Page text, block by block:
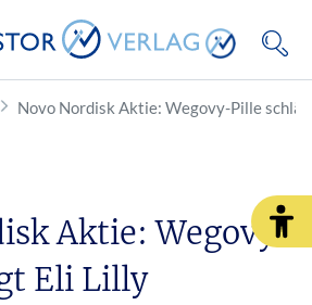
Novo Nordisk Aktie: Wegovy-Pille
Aktie: Wegovy-
Eli Lilly